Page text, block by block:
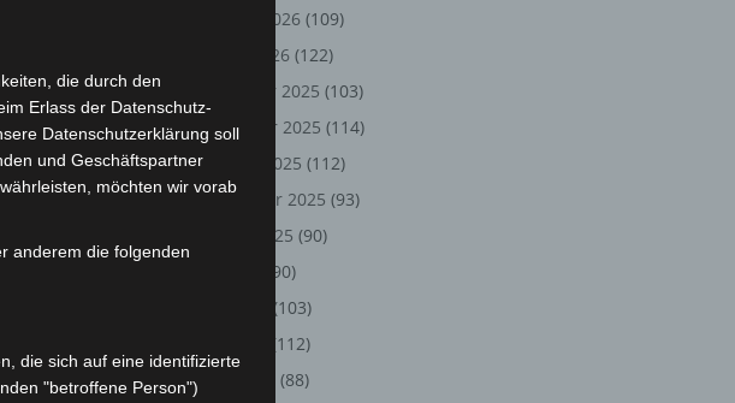
in
Februar 2026 (109)
Januar 2026 (122)
Dezember 2025 (103)
November 2025 (114)
Oktober 2025 (112)
September 2025 (93)
August 2025 (90)
(90)
(103)
(112)
April 2025
(88)
die durch den
Erlass der Datenschutz-
Datenschutzerklärung soll
und Geschäftspartner
möchten wir vorab
anderem die folgenden
die sich auf eine identifizierte
"betroffene Person")